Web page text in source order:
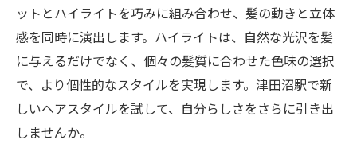
ットとハイライトを巧みに組み合わせ、髪の動きと立体
感を同時に演出します。ハイライトは、自然な光沢を髪
に与えるだけでなく、個々の髪質に合わせた色味の選択
で、より個性的なスタイルを実現します。津田沼駅で新
しいヘアスタイルを試して、自分らしさをさらに引き出
しませんか。